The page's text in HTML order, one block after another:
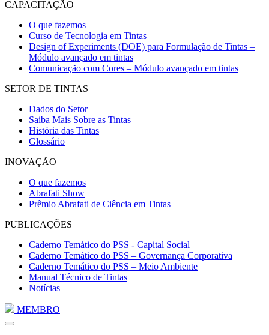
CAPACITAÇÃO
O que fazemos
Curso de Tecnologia em Tintas
Design of Experiments (DOE) para Formulação de Tintas –
Módulo avançado em tintas
Comunicação com Cores – Módulo avançado em tintas
SETOR DE TINTAS
Dados do Setor
Saiba Mais Sobre as Tintas
História das Tintas
Glossário
INOVAÇÃO
O que fazemos
Abrafati Show
Prêmio Abrafati de Ciência em Tintas
PUBLICAÇÕES
Caderno Temático do PSS - Capital Social
Caderno Temático do PSS – Governança Corporativa
Caderno Temático do PSS – Meio Ambiente
Manual Técnico de Tintas
Notícias
MEMBRO